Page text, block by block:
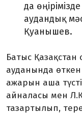
да
аудандық
Қуанышев.
Батыс
ауданында
ажарын аша
айналасы мен
тазартылып,